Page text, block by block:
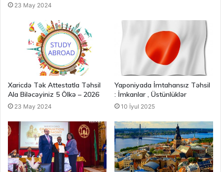
23 May 2024
Xaricdə Tək Attestatla Təhsil
Ala Biləcəyiniz 5 Ölkə – 2026
23 May 2024
Yaponiyada İmtahansız Təhsil
: İmkanlar , Üstünlüklər
10 İyul 2025